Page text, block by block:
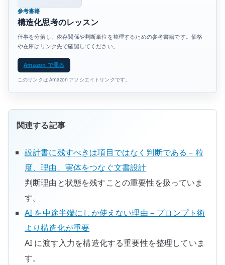
参考書籍
構造化思考のレッスン
仕事を分解し、依存関係や判断単位を整理するための参考書籍です。価格
や在庫はリンク先で確認してください。
Amazon で見る
このリンクは Amazon アソシエイトリンクです。
関連する記事
設計書に残すべきは項目ではなく判断である – 粒
度、理由、実体をつなぐ文書設計
判断理由と状態を残すことの重要性を扱っていま
す。
AI を中途半端にしか使えない理由 – プロンプト術
より構造化が重要
AI に渡す入力を構造化する重要性を整理していま
す。